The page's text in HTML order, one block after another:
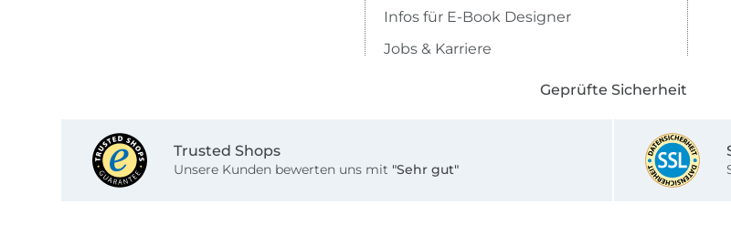
Infos für E-Book Designer
Jobs & Karriere
Geprüfte Sicherheit
Trusted Shops
Unsere Kunden bewerten uns mit "Sehr gut"